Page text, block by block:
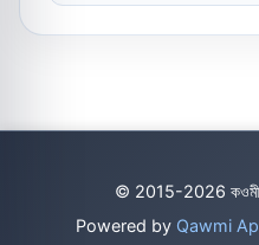
© 2015-2026 কওমী
Powered by Qawmi